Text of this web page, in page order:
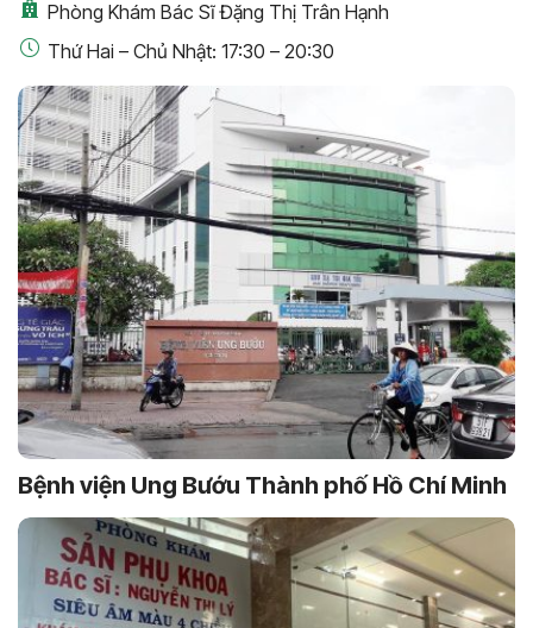
Phòng Khám Bác Sĩ Đặng Thị Trân Hạnh
Thứ Hai – Chủ Nhật: 17:30 – 20:30
Bệnh viện Ung Bướu Thành phố Hồ Chí Minh